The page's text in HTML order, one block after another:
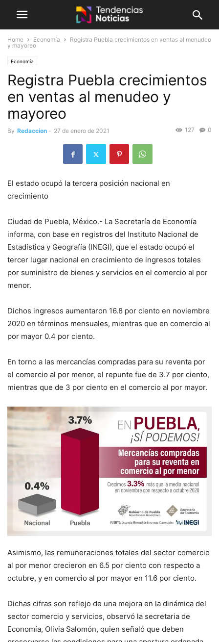
Home Economía
Registra Puebla crecimientos en ventas al menudeo
y mayoreo
Economía
Registra Puebla crecimientos
en ventas al menudeo y
mayoreo
By Redaccion - 27 de enero de 2021 0
127
El estado ocupó la tercera posición nacional en
crecimiento
Ciudad de Puebla, México.- La Secretaría de Economía
informa, con base en registros del Instituto Nacional de
Estadística y Geografía (INEGI), que el estado ocupó el
tercer lugar nacional en crecimiento de ingresos totales
por suministro de bienes y servicios en el comercio al por
menor.
Dichos ingresos aumentaron 16.8 por ciento en noviembre
2020 en términos mensuales, mientras que en comercio al
por mayor 0.4 por ciento.
En torno a las mercancías compradas para su reventa por
el comercio al por menor, el repunte fue de 3.7 por ciento,
mientras que de 3 por ciento en el comercio al por mayor.
Asimismo, las remuneraciones totales del sector comercio
al por menor crecieron en 6.5 por ciento con respecto a
octubre, y en comercio al por mayor en 11.6 por ciento.
Dichas cifras son reflejo de una mejora en la dinámica del
sector comercio y servicios, observó la secretaria de
Economía, Olivia Salomón, quien señaló que deben